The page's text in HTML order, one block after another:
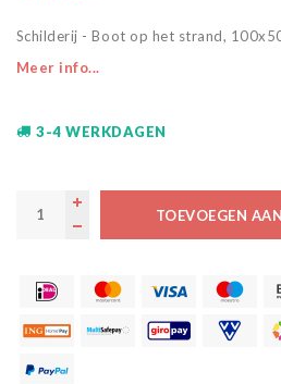
Schilderij - Boot op het strand,
Meer info...
3-4 WERKDAGEN
TOEVOEGEN